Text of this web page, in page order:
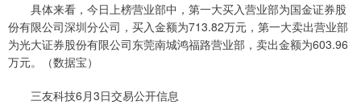
具体来看，今日上榜营业部中，第一大买入营业部为国金证券股
份有限公司深圳分公司，买入金额为713.82万元，第一大卖出营业部
为光大证券股份有限公司东莞南城鸿福路营业部，卖出金额为603.96
万元。（数据宝）
三友科技6月3日交易公开信息